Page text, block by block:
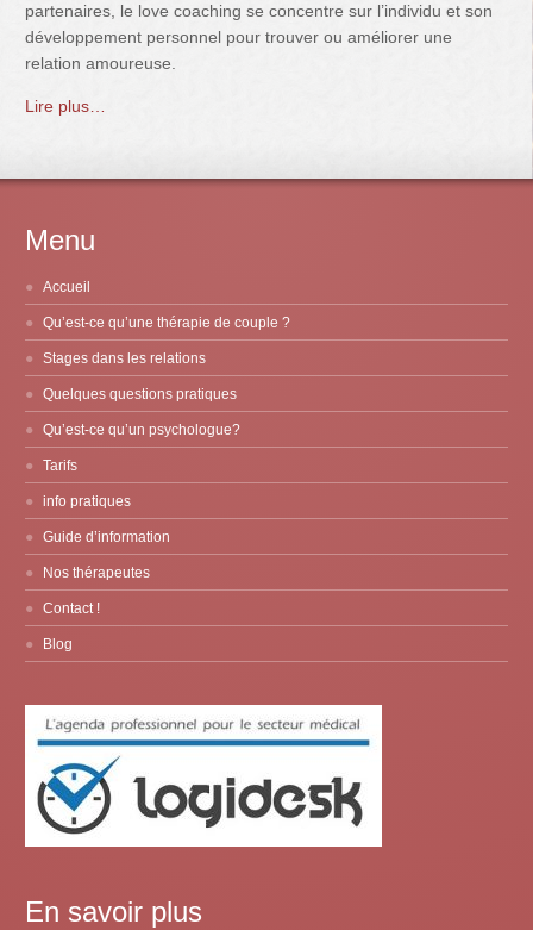
partenaires, le love coaching se concentre sur l’individu et son
développement personnel pour trouver ou améliorer une
relation amoureuse.
Lire plus…
Menu
Accueil
Qu’est-ce qu’une thérapie de couple ?
Stages dans les relations
Quelques questions pratiques
Qu’est-ce qu’un psychologue?
Tarifs
info pratiques
Guide d’information
Nos thérapeutes
Contact !
Blog
En savoir plus